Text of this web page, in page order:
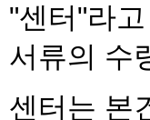
"센터"라
서류의 수
센터는 본